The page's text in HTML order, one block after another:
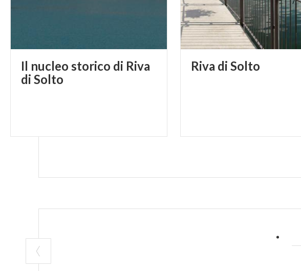
Il nucleo storico di Riva
di Solto
Riva di Solto